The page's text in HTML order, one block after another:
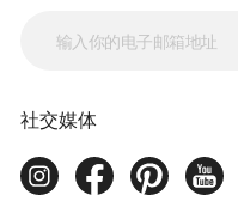
社交媒体